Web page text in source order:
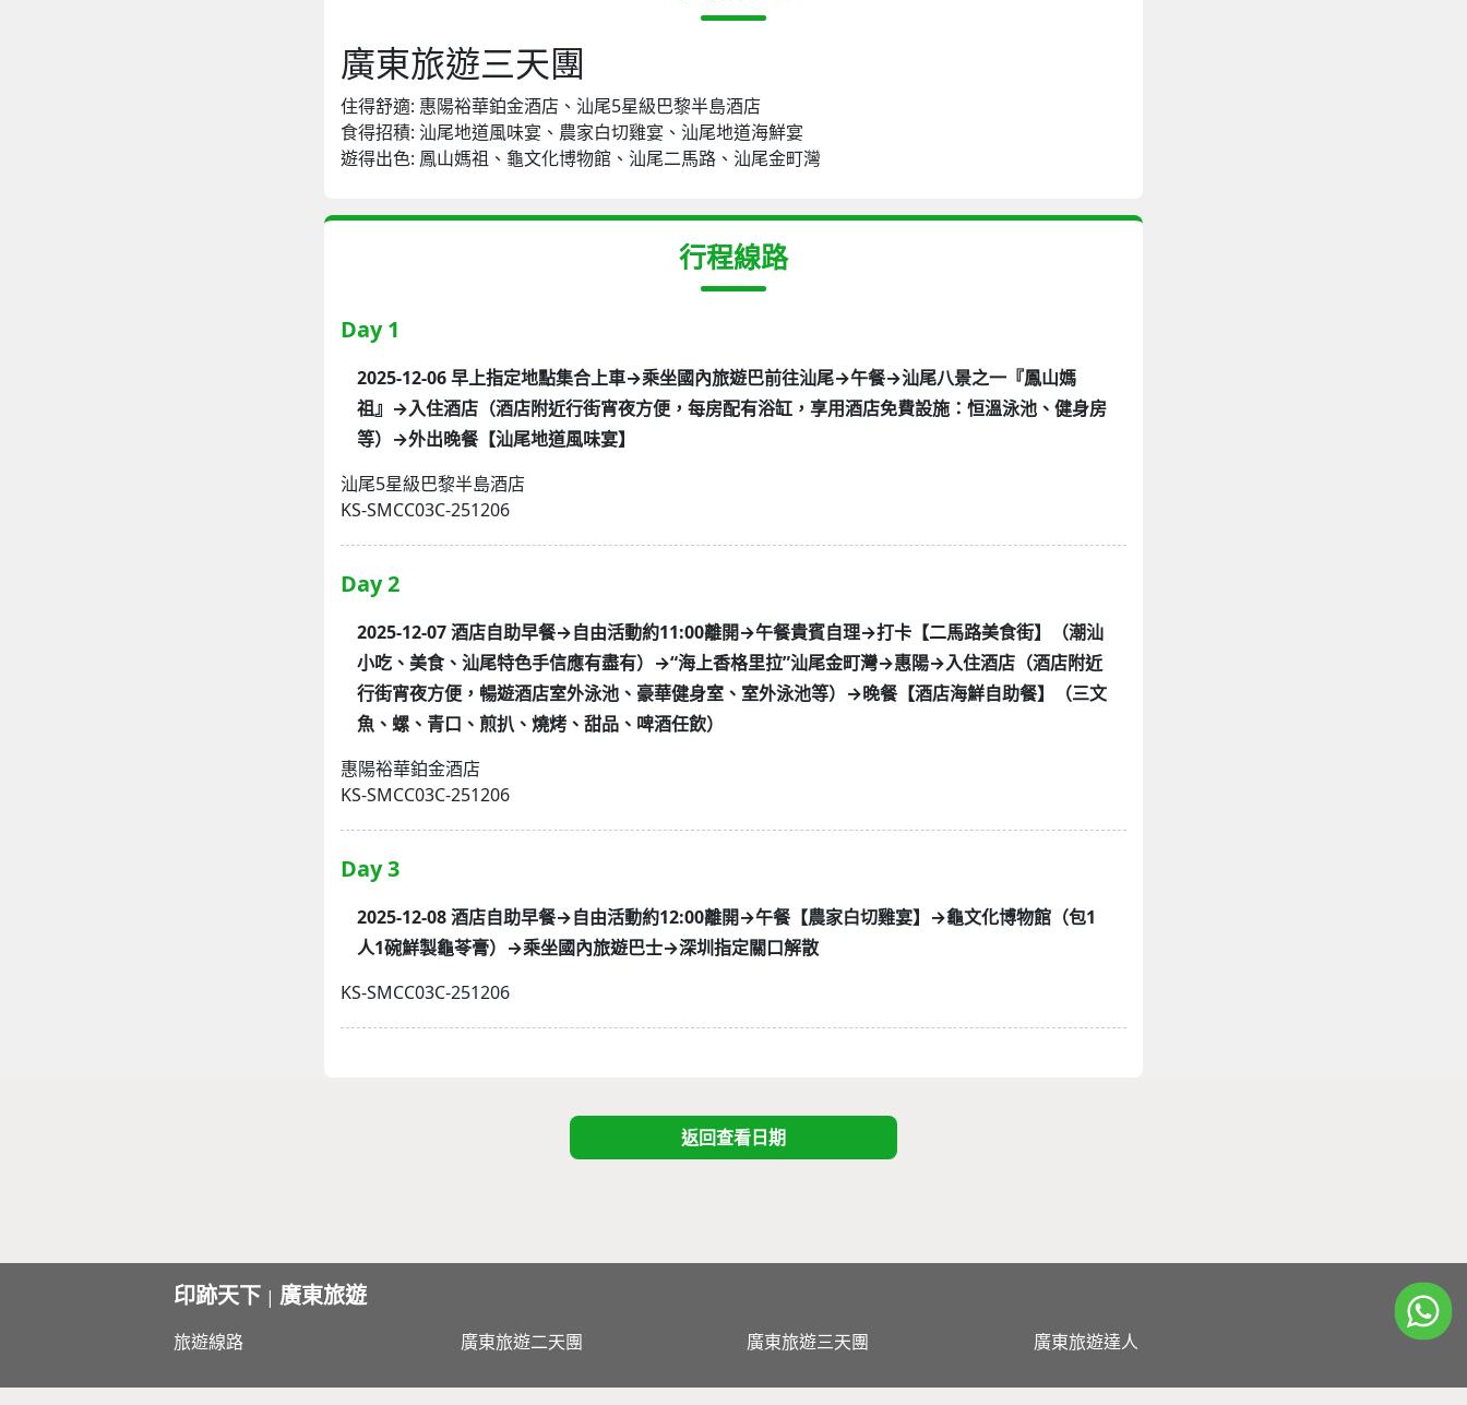
廣東旅遊三天團
住得舒適: 惠陽裕華鉑金酒店、汕尾5星級巴黎半島酒店
食得招積: 汕尾地道風味宴、農家白切雞宴、汕尾地道海鮮宴
遊得出色: 鳳山媽祖、龜文化博物館、汕尾二馬路、汕尾金町灣
行程線路
Day 1
2025-12-06 早上指定地點集合上車→乘坐國內旅遊巴前往汕尾→午餐→汕尾八景之一『鳳山媽
祖』→入住酒店（酒店附近行街宵夜方便，每房配有浴缸，享用酒店免費設施：恒溫泳池、健身房
等）→外出晚餐【汕尾地道風味宴】
汕尾5星級巴黎半島酒店
KS-SMCC03C-251206
Day 2
2025-12-07 酒店自助早餐→自由活動約11:00離開→午餐貴賓自理→打卡【二馬路美食街】（潮汕
小吃、美食、汕尾特色手信應有盡有）→“海上香格里拉”汕尾金町灣→惠陽→入住酒店（酒店附近
行街宵夜方便，暢遊酒店室外泳池、豪華健身室、室外泳池等）→晚餐【酒店海鮮自助餐】（三文
魚、螺、青口、煎扒、燒烤、甜品、啤酒任飲）
惠陽裕華鉑金酒店
KS-SMCC03C-251206
Day 3
2025-12-08 酒店自助早餐→自由活動約12:00離開→午餐【農家白切雞宴】→龜文化博物館（包1
人1碗鮮製龜苓膏）→乘坐國內旅遊巴士→深圳指定關口解散
KS-SMCC03C-251206
返回查看日期
印跡天下 | 廣東旅遊
旅遊線路 廣東旅遊二天團 廣東旅遊三天團 廣東旅遊達人